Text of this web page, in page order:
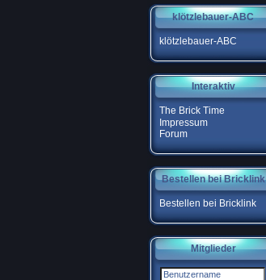
klötzlebauer-ABC
klötzlebauer-ABC
Interaktiv
The Brick Time
Impressum
Forum
Bestellen bei Bricklink
Bestellen bei Bricklink
Mitglieder